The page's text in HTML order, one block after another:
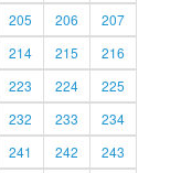
205 206
207
214 215
216
223 224
225
232 233
234
241 242
243